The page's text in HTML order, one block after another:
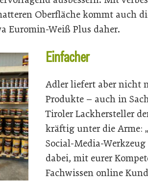
Oberfläche kommt auch
Euromin-Weiß Plus daher.
Einfacher
Adler liefert aber nicht
Produkte – auch in
Tiroler Lackhersteller
kräftig unter die Arme:
Social-Media-
dabei, mit eurer
Fachwissen online